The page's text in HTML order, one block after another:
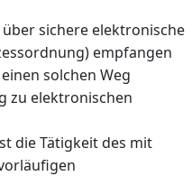
sichere elektronische
empfangen
solchen Weg
zu elektronischen
die Tätigkeit des mit